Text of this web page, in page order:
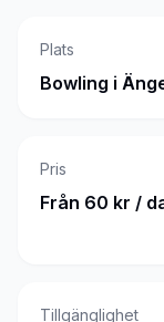
Plats
Bowling i
Pris
Från 60 kr /
Tillgänglighet